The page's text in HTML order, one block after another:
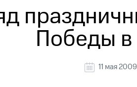
Победы
11 мая 2009